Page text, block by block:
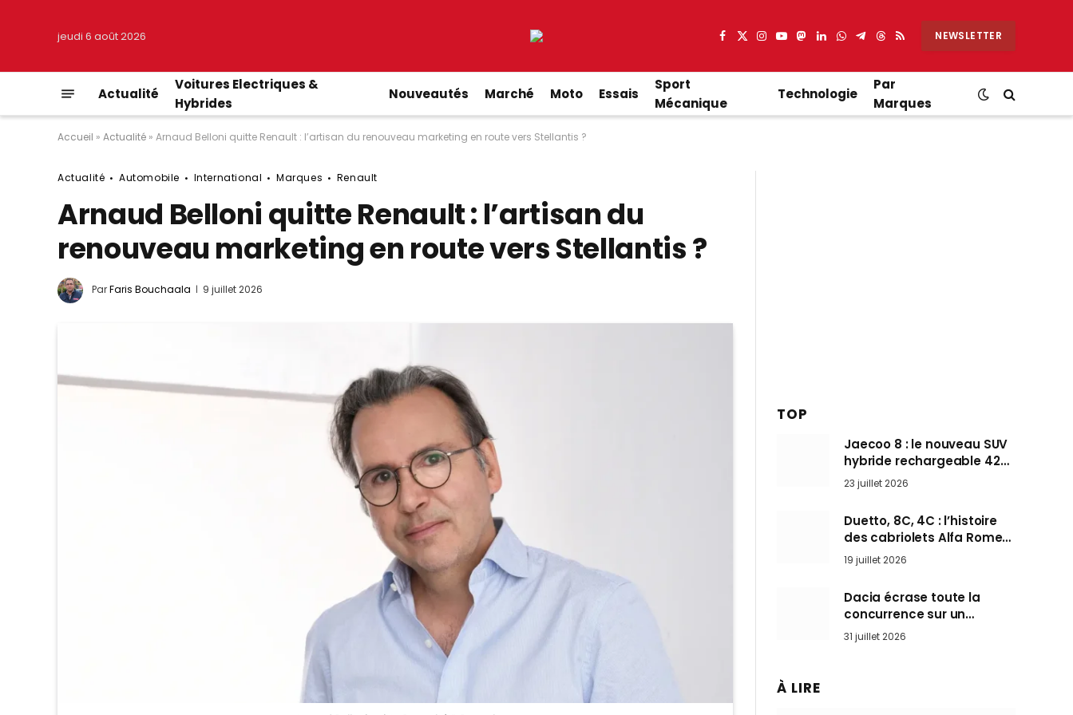
jeudi 6 août 2026 Facebook
X
Instagram
YouTube
Mastodon
LinkedIn
WhatsApp
Partager
Telegram
Threads
RSS NEWSLETTER
Actualité
Voitures Electriques &
Hybrides
Nouveautés Marché Moto Essais
Sport
Mécanique
Technologie
Par
Marques
Accueil » Actualité » Arnaud Belloni quitte Renault : l’artisan du renouveau marketing en route vers Stellantis ?
Actualité Automobile International Marques Renault
Arnaud Belloni quitte Renault : l’artisan du
renouveau marketing en route vers Stellantis ?
ParFaris Bouchaala 9 juillet 2026
TOP
Jaecoo 8 : le nouveau SUV
hybride rechargeable 428
ch qui vise l’Audi Q7 arrive
en Europe cet automne
23 juillet 2026
Duetto, 8C, 4C : l’histoire
des cabriolets Alfa Romeo,
ces Spider qui ont défini
l’art de rouler cheveux au
vent
19 juillet 2026
Dacia écrase toute la
concurrence sur un
marché où personne ne
l’attendait
31 juillet 2026
À LIRE